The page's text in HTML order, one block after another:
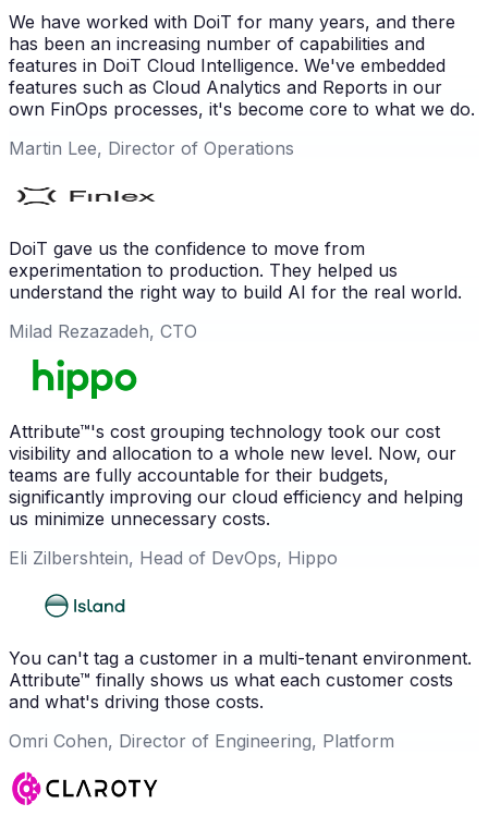
We have worked with DoiT for many years, and there
has been an increasing number of capabilities and
features in DoiT Cloud Intelligence. We've embedded
features such as Cloud Analytics and Reports in our
own FinOps processes, it's become core to what we do.
Martin Lee, Director of Operations
DoiT gave us the confidence to move from
experimentation to production. They helped us
understand the right way to build AI for the real world.
Milad Rezazadeh, CTO
Attribute™'s cost grouping technology took our cost
visibility and allocation to a whole new level. Now, our
teams are fully accountable for their budgets,
significantly improving our cloud efficiency and helping
us minimize unnecessary costs.
Eli Zilbershtein, Head of DevOps, Hippo
You can't tag a customer in a multi-tenant environment.
Attribute™ finally shows us what each customer costs
and what's driving those costs.
Omri Cohen, Director of Engineering, Platform